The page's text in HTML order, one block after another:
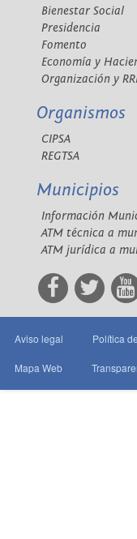
Bienestar Social
Presidencia
Fomento
Economía y
Organización y
Organismos
CIPSA
REGTSA
Municipios
Información
ATM técnica a
ATM jurídica a
Aviso legal Política
Mapa Web